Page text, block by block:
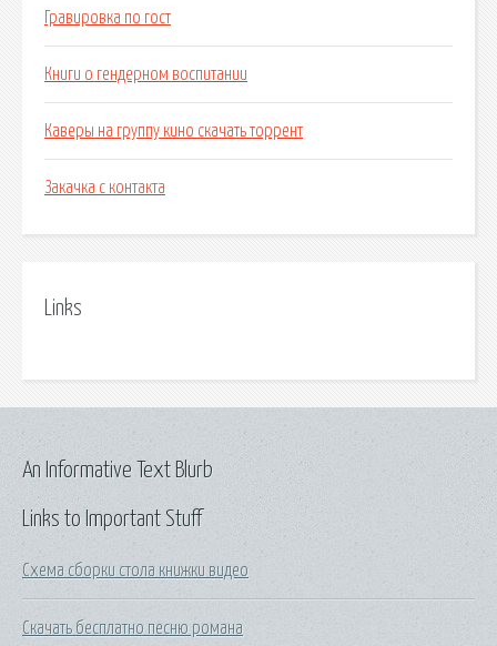
Гравировка по гост
Книги о гендерном воспитании
Каверы на группу кино скачать торрент
Закачка с контакта
Links
Links to Important Stuff
Схема сборки стола книжки видео
Скачать бесплатно песню романа
An Informative Text Blurb